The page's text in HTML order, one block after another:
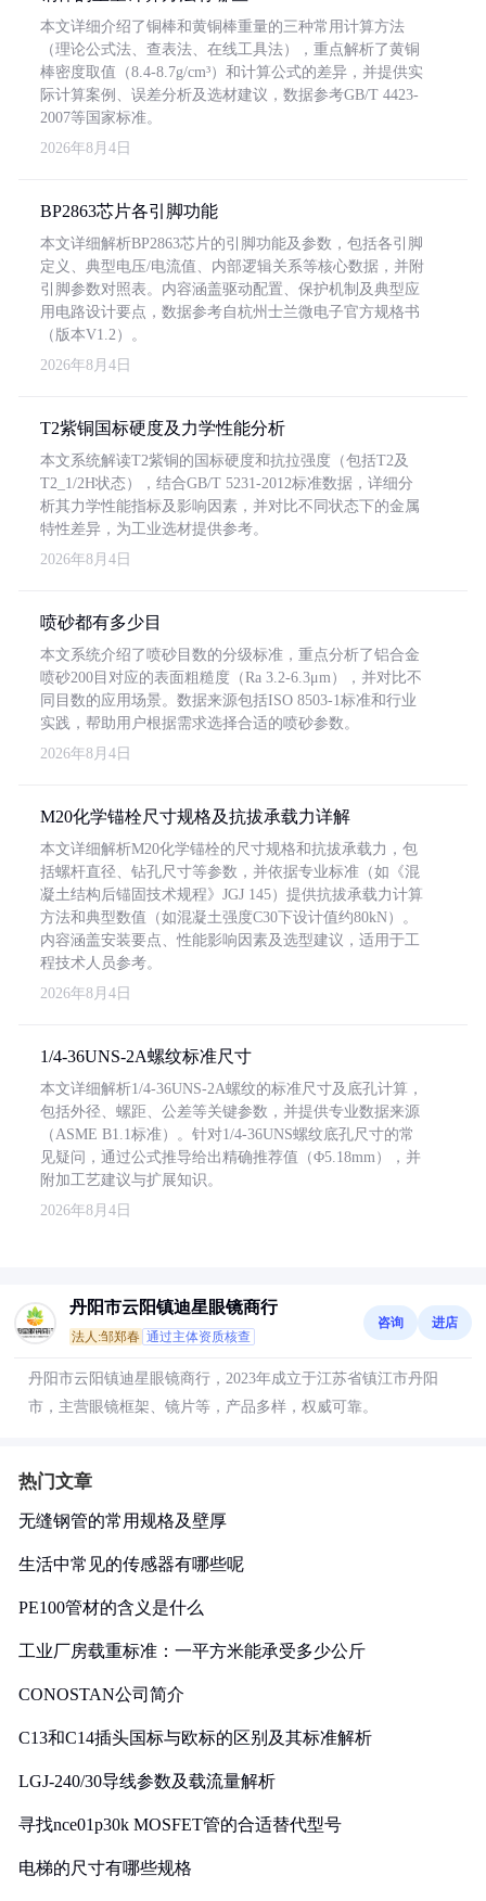
本文详细介绍了铜棒和黄铜棒重量的三种常用计算方法
（理论公式法、查表法、在线工具法），重点解析了黄铜
棒密度取值（8.4-8.7g/cm³）和计算公式的差异，并提供实
际计算案例、误差分析及选材建议，数据参考GB/T 4423-
2007等国家标准。
2026年8月4日
BP2863芯片各引脚功能
本文详细解析BP2863芯片的引脚功能及参数，包括各引脚
定义、典型电压/电流值、内部逻辑关系等核心数据，并附
引脚参数对照表。内容涵盖驱动配置、保护机制及典型应
用电路设计要点，数据参考自杭州士兰微电子官方规格书
（版本V1.2）。
2026年8月4日
T2紫铜国标硬度及力学性能分析
本文系统解读T2紫铜的国标硬度和抗拉强度（包括T2及
T2_1/2H状态），结合GB/T 5231-2012标准数据，详细分
析其力学性能指标及影响因素，并对比不同状态下的金属
特性差异，为工业选材提供参考。
2026年8月4日
喷砂都有多少目
本文系统介绍了喷砂目数的分级标准，重点分析了铝合金
喷砂200目对应的表面粗糙度（Ra 3.2-6.3μm），并对比不
同目数的应用场景。数据来源包括ISO 8503-1标准和行业
实践，帮助用户根据需求选择合适的喷砂参数。
2026年8月4日
M20化学锚栓尺寸规格及抗拔承载力详解
本文详细解析M20化学锚栓的尺寸规格和抗拔承载力，包
括螺杆直径、钻孔尺寸等参数，并依据专业标准（如《混
凝土结构后锚固技术规程》JGJ 145）提供抗拔承载力计算
方法和典型数值（如混凝土强度C30下设计值约80kN）。
内容涵盖安装要点、性能影响因素及选型建议，适用于工
程技术人员参考。
2026年8月4日
1/4-36UNS-2A螺纹标准尺寸
本文详细解析1/4-36UNS-2A螺纹的标准尺寸及底孔计算，
包括外径、螺距、公差等关键参数，并提供专业数据来源
（ASME B1.1标准）。针对1/4-36UNS螺纹底孔尺寸的常
见疑问，通过公式推导给出精确推荐值（Φ5.18mm），并
附加工艺建议与扩展知识。
2026年8月4日
丹阳市云阳镇迪星眼镜商行
法人:邹郑春 通过主体资质核查
咨询 进店
丹阳市云阳镇迪星眼镜商行，2023年成立于江苏省镇江市丹阳
市，主营眼镜框架、镜片等，产品多样，权威可靠。
热门文章
无缝钢管的常用规格及壁厚
生活中常见的传感器有哪些呢
PE100管材的含义是什么
工业厂房载重标准：一平方米能承受多少公斤
CONOSTAN公司简介
C13和C14插头国标与欧标的区别及其标准解析
LGJ-240/30导线参数及载流量解析
寻找nce01p30k MOSFET管的合适替代型号
电梯的尺寸有哪些规格